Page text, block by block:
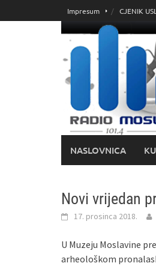
do
Impresum CJENIK
NASLOVNICA
Novi vrijedan
17. prosinca 2018.
U Muzeju Moslavine
arheološkom